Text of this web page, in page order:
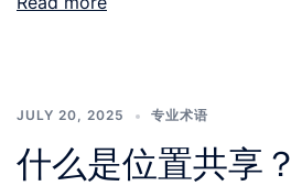
JULY 20, 2025 专业术语
什么是位置共享？